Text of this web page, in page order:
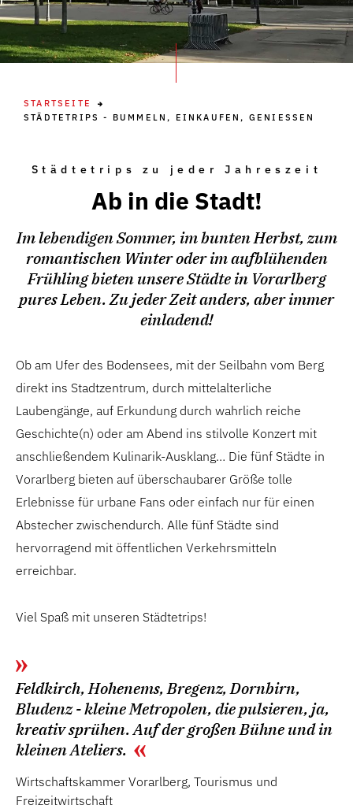
STARTSEITE
STÄDTETRIPS - BUMMELN, EINKAUFEN, GENIESSEN
Städtetrips zu jeder Jahreszeit
Ab in die Stadt!
Im lebendigen Sommer, im bunten Herbst, zum
romantischen Winter oder im aufblühenden
Frühling bieten unsere Städte in Vorarlberg
pures Leben. Zu jeder Zeit anders, aber immer
einladend!
Ob am Ufer des Bodensees, mit der Seilbahn vom Berg
direkt ins Stadtzentrum, durch mittelalterliche
Laubengänge, auf Erkundung durch wahrlich reiche
Geschichte(n) oder am Abend ins stilvolle Konzert mit
anschließendem Kulinarik-Ausklang… Die fünf Städte in
Vorarlberg bieten auf überschaubarer Größe tolle
Erlebnisse für urbane Fans oder einfach nur für einen
Abstecher zwischendurch. Alle fünf Städte sind
hervorragend mit öffentlichen Verkehrsmitteln
erreichbar.
Viel Spaß mit unseren Städtetrips!
Feldkirch, Hohenems, Bregenz, Dornbirn,
Bludenz - kleine Metropolen, die pulsieren, ja,
kreativ sprühen. Auf der großen Bühne und in
kleinen Ateliers.
Wirtschaftskammer Vorarlberg, Tourismus und
Freizeitwirtschaft